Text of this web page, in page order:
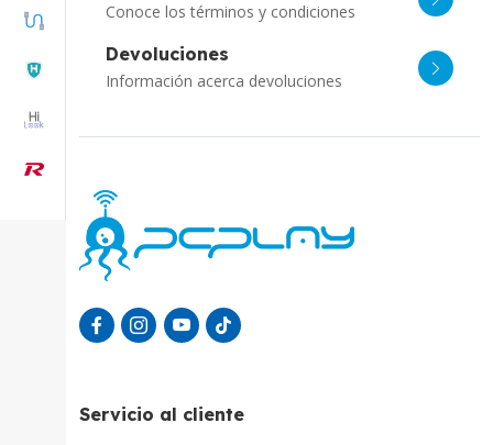
Conoce los términos y condiciones
Devoluciones
Información acerca devoluciones
Servicio al cliente